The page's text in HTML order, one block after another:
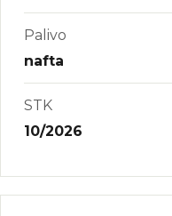
Palivo
nafta
STK
10/2026